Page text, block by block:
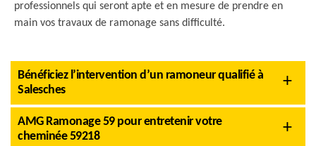
professionnels qui seront apte et en mesure de prendre en
main vos travaux de ramonage sans difficulté.
Bénéficiez l’intervention d’un ramoneur qualifié à
Salesches
AMG Ramonage 59 pour entretenir votre
cheminée 59218